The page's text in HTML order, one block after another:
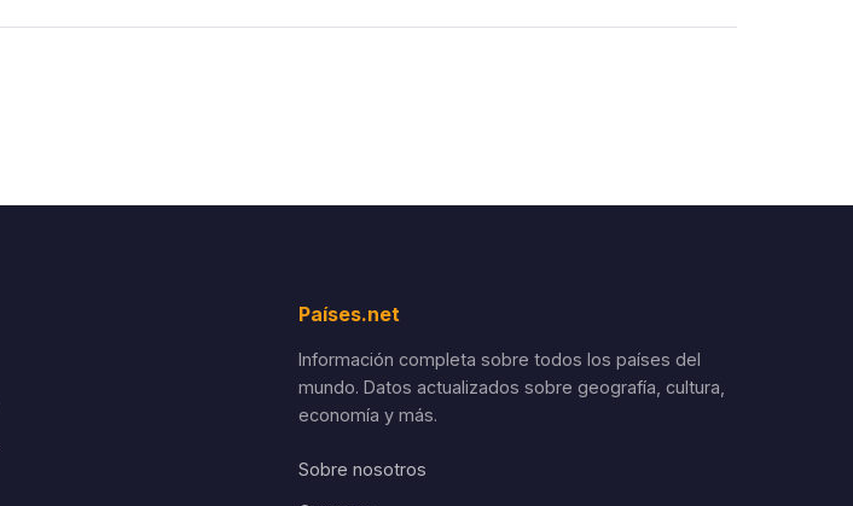
Países.net
Información completa sobre todos los países del
mundo. Datos actualizados sobre geografía, cultura,
economía y más.
Sobre nosotros